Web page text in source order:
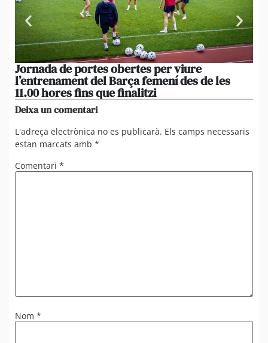
Jornada de portes obertes per viure
l’entrenament del Barça femení des de les
11.00 hores fins que finalitzi
Deixa un comentari
L'adreça electrònica no es publicarà. Els camps necessaris
estan marcats amb *
Comentari *
Nom *